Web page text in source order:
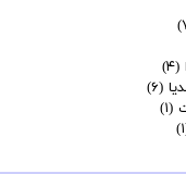
(۴)
(۶)
(۱)